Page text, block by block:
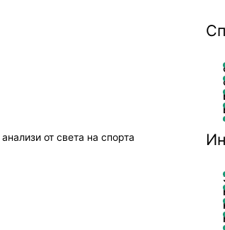
от света на спорта